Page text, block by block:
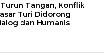
Turun Tangan, Konflik
Turi Didorong
dan Humanis